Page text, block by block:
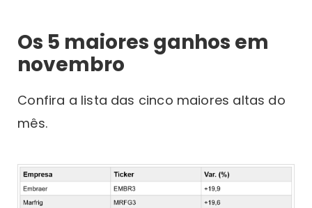
Os 5 maiores ganhos em
novembro
Confira a lista das cinco maiores altas do
mês.